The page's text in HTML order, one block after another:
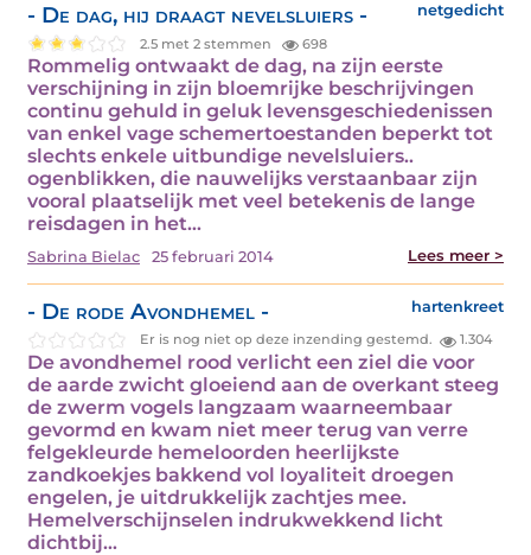
- De dag, hij draagt nevelsluiers - netgedicht
2.5 met 2 stemmen 698
Rommelig ontwaakt de dag, na zijn eerste
verschijning in zijn bloemrijke beschrijvingen
continu gehuld in geluk levensgeschiedenissen
van enkel vage schemertoestanden beperkt tot
slechts enkele uitbundige nevelsluiers..
ogenblikken, die nauwelijks verstaanbaar zijn
vooral plaatselijk met veel betekenis de lange
reisdagen in het…
Sabrina Bielac 25 februari 2014 Lees meer >
- De rode Avondhemel - hartenkreet
Er is nog niet op deze inzending gestemd. 1.304
De avondhemel rood verlicht een ziel die voor
de aarde zwicht gloeiend aan de overkant steeg
de zwerm vogels langzaam waarneembaar
gevormd en kwam niet meer terug van verre
felgekleurde hemeloorden heerlijkste
zandkoekjes bakkend vol loyaliteit droegen
engelen, je uitdrukkelijk zachtjes mee.
Hemelverschijnselen indrukwekkend licht
dichtbij…